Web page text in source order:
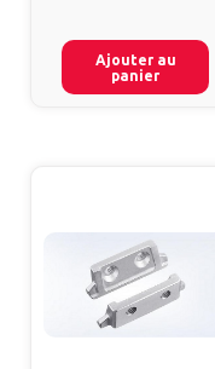
Ajouter au
panier